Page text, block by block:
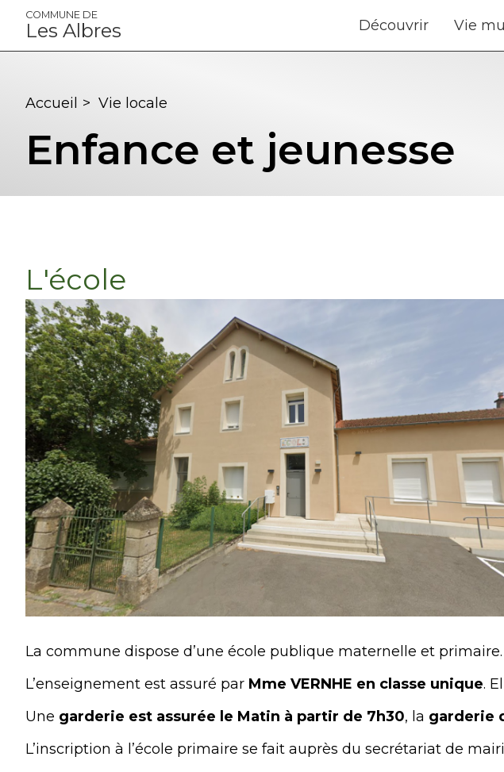
Panneau de gestion des cookies
COMMUNE DE
Les Albres Découvrir Vie
Accueil > Vie locale
Enfance et jeunesse
L'école
La commune dispose d’une école publique maternelle et primaire.
L’enseignement est assuré par Mme VERNHE en classe unique.
Une garderie est assurée le Matin à partir de 7h30, la garderie
L’inscription à l’école primaire se fait auprès du secrétariat de